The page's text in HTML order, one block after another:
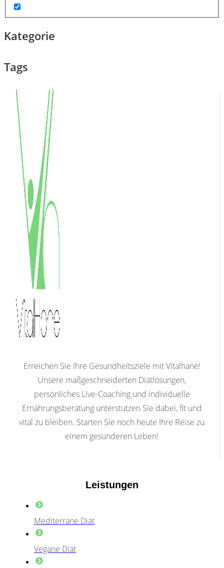
Kategorie
Tags
Erreichen Sie Ihre Gesundheitsziele mit Vitalhane!
Unsere maßgeschneiderten Diätlösungen,
persönliches Live-Coaching und individuelle
Ernährungsberatung unterstützen Sie dabei, fit und
vital zu bleiben. Starten Sie noch heute Ihre Reise zu
einem gesünderen Leben!
Leistungen
Mediterrane Diät
Vegane Diät